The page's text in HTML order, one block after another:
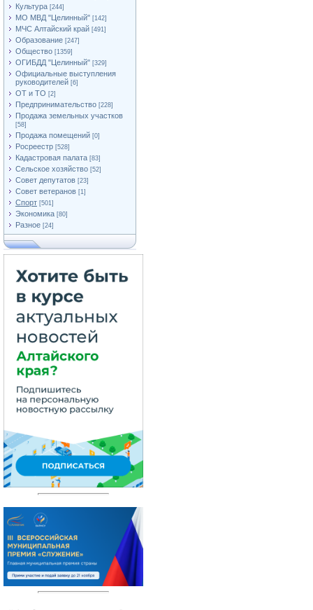
Культура [244]
МО МВД "Целинный" [142]
МЧС Алтайский край [491]
Образование [247]
Общество [1359]
ОГИБДД "Целинный" [329]
Официальные выступления
руководителей [6]
ОТ и ТО [2]
Предпринимательство [228]
Продажа земельных участков
[58]
Продажа помещений [0]
Росреестр [528]
Кадастровая палата [83]
Сельское хозяйство [52]
Совет депутатов [23]
Совет ветеранов [1]
Спорт [501]
Экономика [80]
Разное [24]